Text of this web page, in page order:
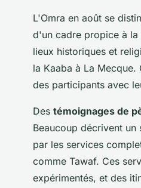
L'Omra en août se
d'un cadre propice à
lieux historiques et
la Kaaba à La
des participants avec
Des témoignages de
Beaucoup décrivent
par les services
comme Tawaf. Ces
expérimentés, et des